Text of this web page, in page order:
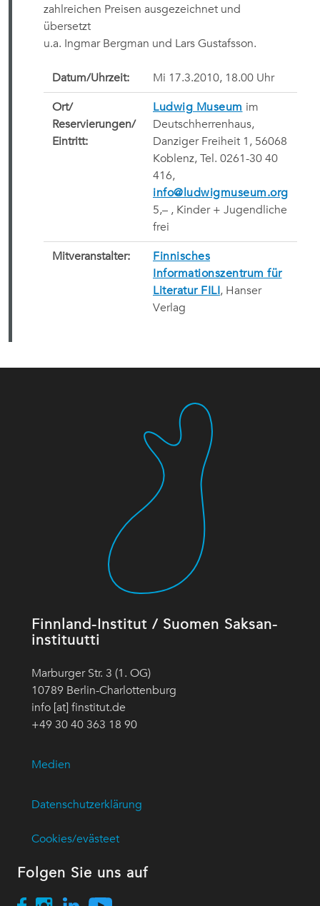
zahlreichen Preisen ausgezeichnet und
übersetzt
u.a. Ingmar Bergman und Lars Gustafsson.
Datum/Uhrzeit: Mi 17.3.2010, 18.00 Uhr
Ort/
Reservierungen/
Eintritt:
Ludwig Museum im
Deutschherrenhaus,
Danziger Freiheit 1, 56068
Koblenz, Tel. 0261-30 40
416,
info@ludwigmuseum.org
5,– , Kinder + Jugendliche
frei
Mitveranstalter:
Finnisches
Informationszentrum für
Literatur FILI, Hanser
Verlag
Finnland-Institut / Suomen Saksan-
instituutti
Marburger Str. 3 (1. OG)
10789 Berlin-Charlottenburg
info [at] finstitut.de
+49 30 40 363 18 90
Medien
Datenschutzerklärung
Cookies/evästeet
Folgen Sie uns auf